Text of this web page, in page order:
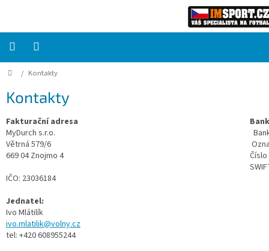
PRO
fotbalových
dresů
Brankáři
Potisk,
grafika,
Domů
/ Kontakty
Kontakty
Fakturační adresa
MyDurch s.r.o.
Větrná 579/6
669 04 Znojmo 4
IČO: 23036184
Jednatel:
Ivo Mlátilík
ivo.mlatilik@volny.cz
tel: +420 608955244
Číslo